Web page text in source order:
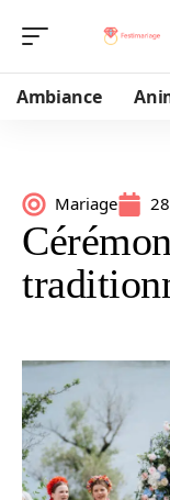
Ambiance
Mariage